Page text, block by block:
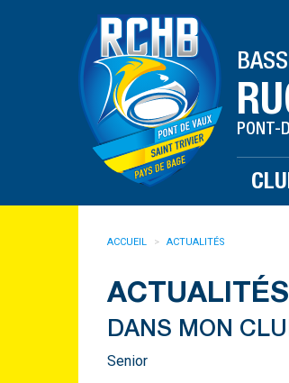
PONT-
ACCUEIL ACTUALITÉS
ACTUALITÉS
DANS MON
Senior